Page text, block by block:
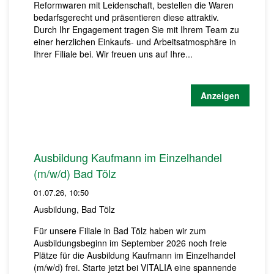
Reformwaren mit Leidenschaft, bestellen die Waren
bedarfsgerecht und präsentieren diese attraktiv.
Durch Ihr Engagement tragen Sie mit Ihrem Team zu
einer herzlichen Einkaufs- und Arbeitsatmosphäre in
Ihrer Filiale bei. Wir freuen uns auf Ihre...
Anzeigen
Ausbildung Kaufmann im Einzelhandel
(m/w/d) Bad Tölz
01.07.26, 10:50
Ausbildung, Bad Tölz
Für unsere Filiale in Bad Tölz haben wir zum
Ausbildungsbeginn im September 2026 noch freie
Plätze für die Ausbildung Kaufmann im Einzelhandel
(m/w/d) frei. Starte jetzt bei VITALIA eine spannende